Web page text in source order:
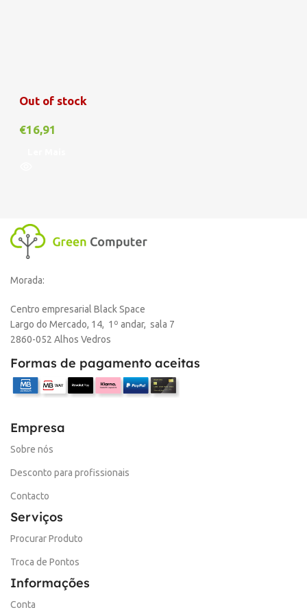
Out of stock
€16,91
Morada:
Centro empresarial Black Space
Largo do Mercado, 14, 1º andar, sala 7
2860-052 Alhos Vedros
Formas de pagamento aceitas
Empresa
Sobre nós
Desconto para profissionais
Contacto
Serviços
Procurar Produto
Troca de Pontos
Informações
Conta